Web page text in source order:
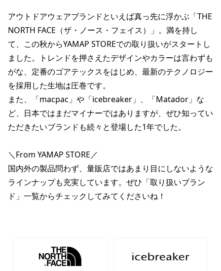
アウトドアウェアブランドといえば真っ先に浮かぶ「THE
NORTH FACE（ザ・ノース・フェイス）」。満を持し
て、この秋からYAMAP STOREでの取り扱いがスタートし
ました。トレンドを押さえたデザインやカラーは言わずも
がな、定番のゴアテックスをはじめ、最新のテクノロジー
を採用した生地は圧巻です。
また、「macpac」や「icebreaker」、「Matador」な
ど、日本ではまだマイナーではありますが、ぜひ知ってい
ただきたいブランドも続々と登場した1年でした。
＼From YAMAP STORE／
国内外の製品問わず、量販店ではあまり目にしないような
ラインナップも充実しています。ぜひ「取り扱いブラン
ド」一覧からチェックしてみてくださいね！